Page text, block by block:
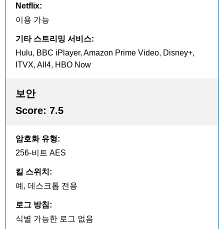
Netflix:
이용 가능
기타 스트리밍 서비스:
Hulu, BBC iPlayer, Amazon Prime Video, Disney+,
ITVX, All4, HBO Now
보안
Score: 7.5
암호화 유형:
256-비트 AES
킬 스위치 :
예, 데스크톱 전용
로그 방침:
식별 가능한 로그 없음